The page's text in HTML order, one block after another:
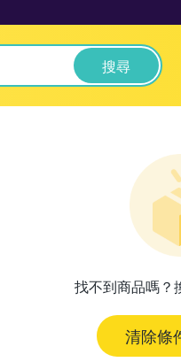
搜尋
找不到商品嗎？
清除條